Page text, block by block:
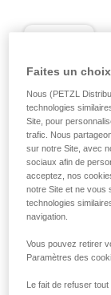
Faites un
Nous (PETZL
technologies
Site, pour
trafic. Nous
sur notre Site, avec
sociaux afin de
acceptez, nos
notre Site et ne vous
technologies
navigation.
Vous pouvez retirer
Paramètres des
Le fait de refuser